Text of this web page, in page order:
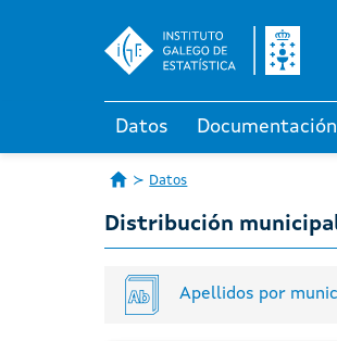
Datos Documentación
Datos
Distribución
Apellidos por